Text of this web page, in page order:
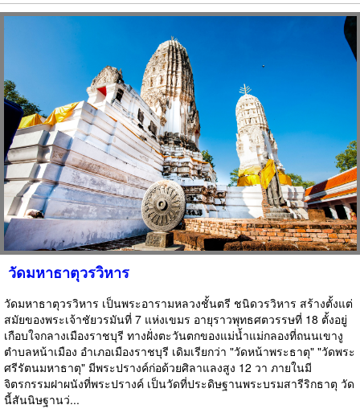
วัดมหาธาตุวรวิหาร
วัดมหาธาตุวรวิหาร เป็นพระอารามหลวงชั้นตรี ชนิดวรวิหาร สร้างตั้งแต่
สมัยของพระเจ้าชัยวรมันที่ 7 แห่งเขมร อายุราวพุทธศตวรรษที่ 18 ตั้งอยู่
เกือบใจกลางเมืองราชบุรี ทางฝั่งตะวันตกของแม่น้ำแม่กลองที่ถนนเขางู
ตำบลหน้าเมือง อำเภอเมืองราชบุรี เดิมเรียกว่า "วัดหน้าพระธาตุ" "วัดพระ
ศรีรัตนมหาธาตุ" มีพระปรางค์ก่อด้วยศิลาแลงสูง 12 วา ภายในมี
จิตรกรรมฝาผนังที่พระปรางค์ เป็นวัดที่ประดิษฐานพระบรมสารีริกธาตุ วัด
นี้สันนิษฐานว่...